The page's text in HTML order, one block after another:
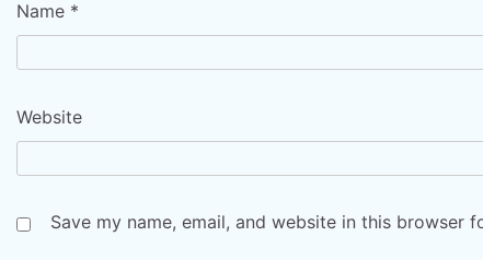
Name *
Website
Save my name, email, and website in this browser